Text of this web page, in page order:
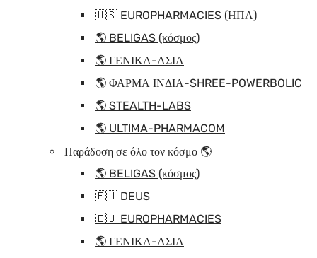
🇺🇸 EUROPHARMACIES (ΗΠΑ)
🌎 BELIGAS (κόσμος)
🌎 ΓΕΝΙΚΑ-ΑΣΙΑ
🌎 ΦΑΡΜΑ ΙΝΔΙΑ-SHREE-POWERBOLIC
🌎 STEALTH-LABS
🌎 ULTIMA-PHARMACOM
Παράδοση σε όλο τον κόσμο 🌎
🌎 BELIGAS (κόσμος)
🇪🇺 DEUS
🇪🇺 EUROPHARMACIES
🌎 ΓΕΝΙΚΑ-ΑΣΙΑ